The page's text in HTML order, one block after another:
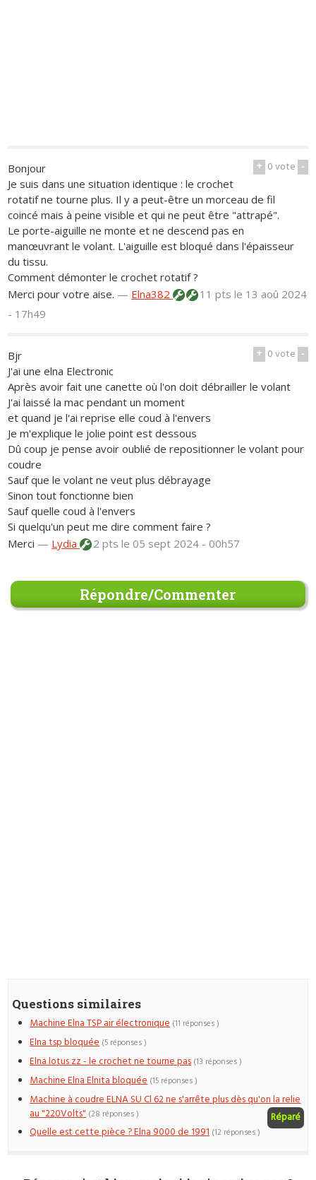
+ 0vote -
Bonjour
Je suis dans une situation identique : le crochet
rotatif ne tourne plus. Il y a peut-être un morceau de fil
coincé mais à peine visible et qui ne peut être "attrapé".
Le porte-aiguille ne monte et ne descend pas en
manœuvrant le volant. L'aiguille est bloqué dans l'épaisseur
du tissu.
Comment démonter le crochet rotatif ?
Merci pour votre aise. — Elna382 11 ptsle 13 aoû 2024
- 17h49
+ 0vote -
Bjr
J'ai une elna Electronic
Après avoir fait une canette où l'on doit débrailler le volant
J'ai laissé la mac pendant un moment
et quand je l'ai reprise elle coud à l'envers
Je m'explique le jolie point est dessous
Dû coup je pense avoir oublié de repositionner le volant pour
coudre
Sauf que le volant ne veut plus débrayage
Sinon tout fonctionne bien
Sauf quelle coud à l'envers
Si quelqu'un peut me dire comment faire ?
Merci — Lydia 2 ptsle 05 sept 2024 - 00h57
Répondre/Commenter
Questions similaires
Machine Elna TSP air électronique (11 réponses )
Elna tsp bloquée (5 réponses )
Elna lotus zz - le crochet ne tourne pas (13 réponses )
Machine Elna Elnita bloquée (15 réponses )
Machine à coudre ELNA SU Cl 62 ne s'arrête plus dès qu'on la relie
au "220Volts"
Réparé
(28 réponses )
Quelle est cette pièce ? Elna 9000 de 1991 (12 réponses )